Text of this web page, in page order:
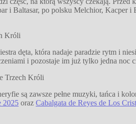
i Baltasar, po polsku Melchior, Kacper i
dęta, która nadaje paradzie rytm i
i pozostaje im już tylko jedna noc
są zawsze pełne muzyki, tańca i
2025 oraz Cabalgata de Reyes de Los